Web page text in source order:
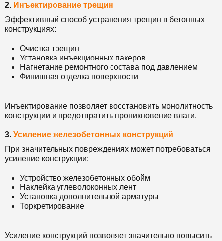
2. Инъектирование трещин
Эффективный способ устранения трещин в бетонных
конструкциях:
Очистка трещин
Установка инъекционных пакеров
Нагнетание ремонтного состава под давлением
Финишная отделка поверхности
Инъектирование позволяет восстановить монолитность
конструкции и предотвратить проникновение влаги.
3. Усиление железобетонных конструкций
При значительных повреждениях может потребоваться
усиление конструкции:
Устройство железобетонных обойм
Наклейка углеволоконных лент
Установка дополнительной арматуры
Торкретирование
Усиление конструкций позволяет значительно повысить